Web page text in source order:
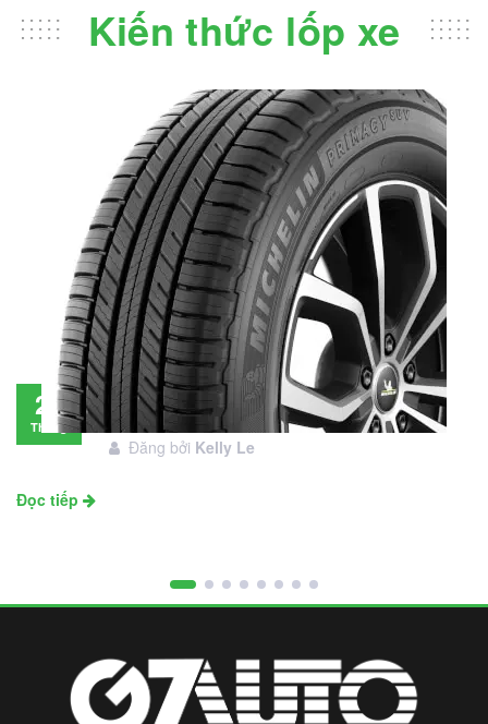
Kiến thức lốp xe
28
Tháng
Đánh giá lốp Michelin Primacy SUV: Đáng
đầu tư không?
Đăng bởi Kelly Le
Đọc tiếp